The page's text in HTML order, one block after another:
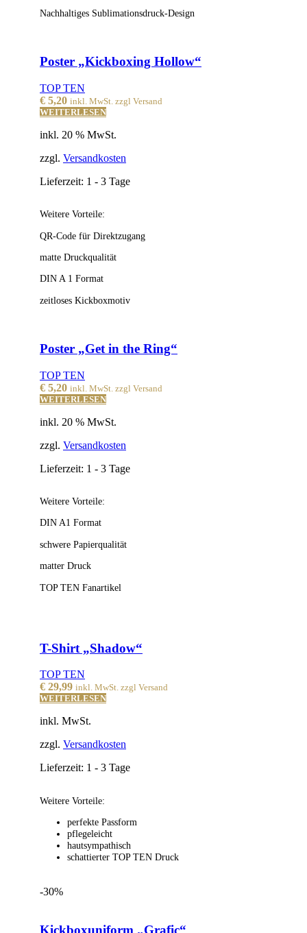
Nachhaltiges Sublimationsdruck-Design
Poster „Kickboxing Hollow“
TOP TEN
€ 5,20 inkl. MwSt. zzgl Versand
WEITERLESEN
inkl. 20 % MwSt.
zzgl. Versandkosten
Lieferzeit: 1 - 3 Tage
Weitere Vorteile:
QR-Code für Direktzugang
matte Druckqualität
DIN A 1 Format
zeitloses Kickboxmotiv
Poster „Get in the Ring“
TOP TEN
€ 5,20 inkl. MwSt. zzgl Versand
WEITERLESEN
inkl. 20 % MwSt.
zzgl. Versandkosten
Lieferzeit: 1 - 3 Tage
Weitere Vorteile:
DIN A1 Format
schwere Papierqualität
matter Druck
TOP TEN Fanartikel
T-Shirt „Shadow“
TOP TEN
€ 29,99 inkl. MwSt. zzgl Versand
WEITERLESEN
inkl. MwSt.
zzgl. Versandkosten
Lieferzeit: 1 - 3 Tage
Weitere Vorteile:
perfekte Passform
pflegeleicht
hautsympathisch
schattierter TOP TEN Druck
-30%
Kickboxuniform „Grafic“